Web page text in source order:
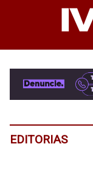
EDITORIAS